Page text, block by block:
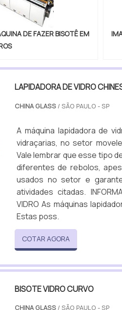
DE FAZER BISOTÊ EM
LAPIDADORA DE VIDRO
CHINA GLASS/ SÃO PAULO - SP
A máquina lapidadora de
vidraçarias, no setor
Vale lembrar que esse tipo
diferentes de rebolos,
usados no setor e
atividades citadas.
VIDRO As máquinas
Estas poss.
COTAR AGORA
BISOTE VIDRO CURVO
CHINA GLASS/ SÃO PAULO - SP